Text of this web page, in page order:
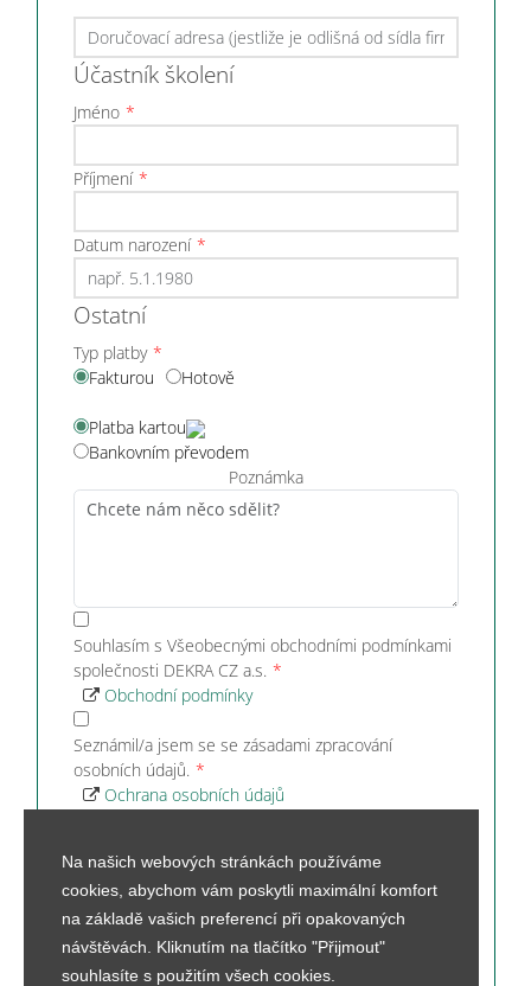
Na našich webových stránkách používáme
cookies, abychom vám poskytli maximální komfort
na základě vašich preferencí při opakovaných
návštěvách. Kliknutím na tlačítko "Přijmout"
souhlasíte s použitím všech cookies.
Účastník školení
Jméno
Příjmení
Datum narození
Ostatní
Typ platby
Fakturou
Hotově
Platba kartou
Bankovním převodem
Poznámka
Souhlasím s Všeobecnými obchodními podmínkami
společnosti DEKRA CZ a.s.
Obchodní podmínky
Seznámil/a jsem se se zásadami zpracování
osobních údajů.
Ochrana osobních údajů
Souhlasím se zasíláním obchodních sdělení pro
marketingové účely.
Pole označené*je povinné.
Zpět na termíny kurzu